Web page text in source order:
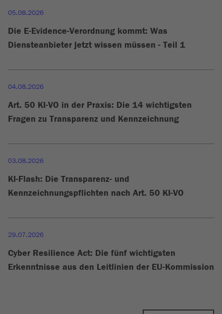
05.08.2026
Die E-Evidence-Verordnung kommt: Was
Diensteanbieter jetzt wissen müssen - Teil 1
04.08.2026
Art. 50 KI-VO in der Praxis: Die 14 wichtigsten
Fragen zu Transparenz und Kennzeichnung
03.08.2026
KI-Flash: Die Transparenz- und
Kennzeichnungspflichten nach Art. 50 KI-VO
29.07.2026
Cyber Resilience Act: Die fünf wichtigsten
Erkenntnisse aus den Leitlinien der EU-Kommission